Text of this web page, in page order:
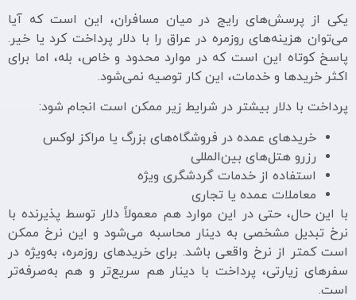
یکی از پرسش‌های رایج در میان مسافران، این است که آیا
می‌توان هزینه‌های روزمره در عراق را با دلار پرداخت کرد یا خیر.
پاسخ کوتاه این است که در موارد محدود و خاص، بله، اما برای
اکثر خریدها و خدمات، این کار توصیه نمی‌شود.
پرداخت با دلار بیشتر در شرایط زیر ممکن است انجام شود:
خریدهای عمده در فروشگاه‌های بزرگ یا مراکز لوکس
رزرو هتل‌های بین‌المللی
استفاده از خدمات گردشگری ویژه
معاملات عمده یا تجاری
با این حال، حتی در این موارد هم معمولاً دلار توسط پذیرنده با
نرخ تبدیل مشخصی به دینار محاسبه می‌شود و این نرخ ممکن
است کمتر از نرخ واقعی باشد. برای خریدهای روزمره، به‌ویژه در
سفرهای زیارتی، پرداخت با دینار هم سریع‌تر و هم به‌صرفه‌تر
است.